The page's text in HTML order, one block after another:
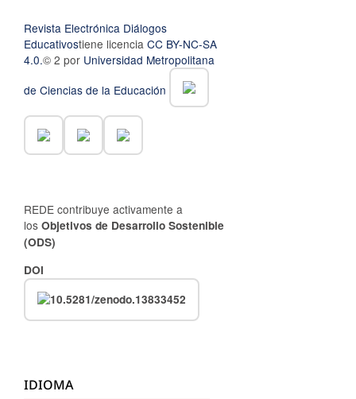
Revista Electrónica Diálogos
Educativostiene licencia CC BY-NC-SA
4.0.© 2 por Universidad Metropolitana
de Ciencias de la Educación
REDE contribuye activamente a
los Objetivos de Desarrollo Sostenible
(ODS)
DOI
IDIOMA